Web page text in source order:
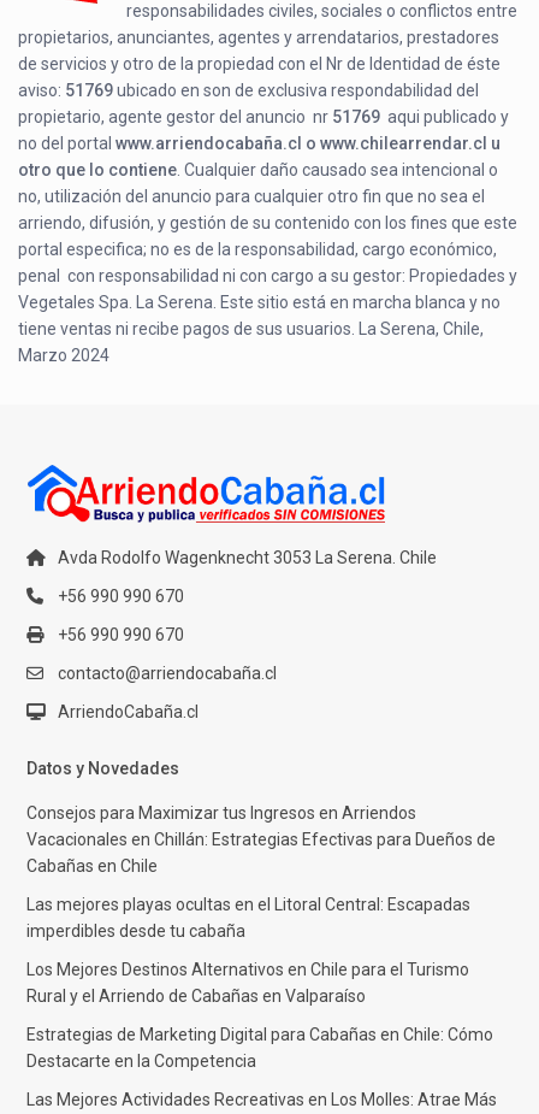
responsabilidades civiles, sociales o conflictos entre
propietarios, anunciantes, agentes y arrendatarios, prestadores
de servicios y otro de la propiedad con el Nr de Identidad de éste
aviso: 51769ubicado enson de exclusiva respondabilidad del
propietario, agente gestor del anuncio nr 51769 aqui publicado y
no del portalwww.arriendocabaña.cl o www.chilearrendar.cl u
otro que lo contiene . Cualquier daño causado sea intencional o
no, utilización del anuncio para cualquier otro fin que no sea el
arriendo, difusión, y gestión de su contenido con los fines que este
portal especifica; no es de la responsabilidad, cargo económico,
penal con responsabilidad ni con cargo a su gestor: Propiedades y
Vegetales Spa. La Serena. Este sitio está en marcha blanca y no
tiene ventas ni recibe pagos de sus usuarios. La Serena, Chile,
Marzo 2024
Avda Rodolfo Wagenknecht 3053 La Serena. Chile
+56 990 990 670
+56 990 990 670
contacto@arriendocabaña.cl
ArriendoCabaña.cl
Datos y Novedades
Consejos para Maximizar tus Ingresos en Arriendos
Vacacionales en Chillán: Estrategias Efectivas para Dueños de
Cabañas en Chile
Las mejores playas ocultas en el Litoral Central: Escapadas
imperdibles desde tu cabaña
Los Mejores Destinos Alternativos en Chile para el Turismo
Rural y el Arriendo de Cabañas en Valparaíso
Estrategias de Marketing Digital para Cabañas en Chile: Cómo
Destacarte en la Competencia
Las Mejores Actividades Recreativas en Los Molles: Atrae Más